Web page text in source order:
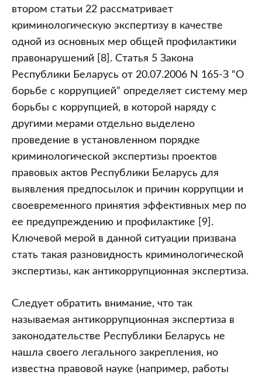
втором статьи 22 рассматривает
криминологическую экспертизу в качестве
одной из основных мер общей профилактики
правонарушений [8]. Статья 5 Закона
Республики Беларусь от 20.07.2006 N 165-З “О
борьбе с коррупцией” определяет систему мер
борьбы с коррупцией, в которой наряду с
другими мерами отдельно выделено
проведение в установленном порядке
криминологической экспертизы проектов
правовых актов Республики Беларусь для
выявления предпосылок и причин коррупции и
своевременного принятия эффективных мер по
ее предупреждению и профилактике [9].
Ключевой мерой в данной ситуации призвана
стать такая разновидность криминологической
экспертизы, как антикоррупционная экспертиза.
Следует обратить внимание, что так
называемая антикоррупционная экспертиза в
законодательстве Республики Беларусь не
нашла своего легального закрепления, но
известна правовой науке (например, работы